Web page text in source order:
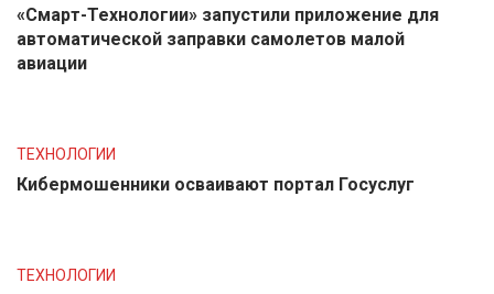
«Смарт-Технологии» запустили приложение для
автоматической заправки самолетов малой
авиации
ТЕХНОЛОГИИ
Кибермошенники осваивают портал Госуслуг
ТЕХНОЛОГИИ